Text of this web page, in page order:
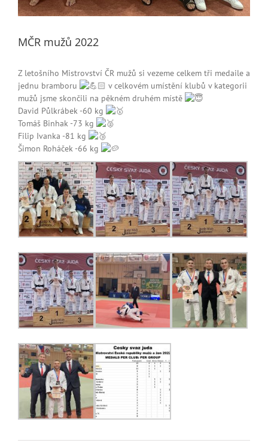
MČR mužů 2022
Z letošního Mistrovství ČR mužů si vezeme celkem tři medaile a
jednu bramboru
v celkovém umístění klubů v kategorii
mužů jsme skončili na pěkném druhém místě
David Půlkrábek -60 kg
Tomáš Binhak -73 kg
Filip Ivanka -81 kg
Šimon Roháček -66 kg